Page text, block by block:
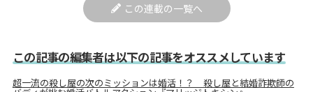
この連載の一覧へ
この記事の編集者は以下の記事をオススメしています
超一流の殺し屋の次のミッションは婚活！？ 殺し屋と結婚詐欺師の